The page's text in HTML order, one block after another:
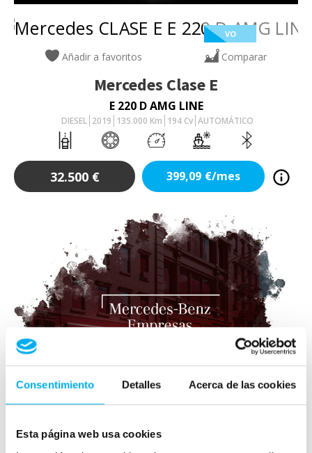
Consentimiento Detalles Acerca de las cookies
Esta página web usa cookies
VO
Añadir a favoritos Comparar
Mercedes Clase E
E 220 D AMG LINE
DIESEL 2019 135.000 Km 194Cv AUTOMÁTICO
32.500 € 399,09 €/mes